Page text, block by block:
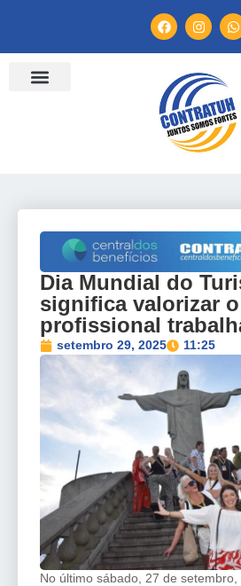
Dia Mundial do
significa valorizar o
profissional
setembro 29, 2025 11:25
No último sábado, 27 de